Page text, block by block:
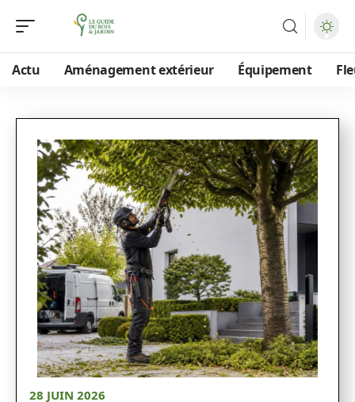
Actu Aménagement extérieur Équipement
28 JUIN 2026